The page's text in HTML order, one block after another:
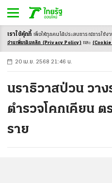
-ก ก ก+
20 เม.ย. 2568 21:46 น.
นราธิวาสป่วน วา
ตำรวจโคกเคียน ต
ราย
เราใช้คุ้กกี้ เพื่อให้ทุกคนได้ประสบการณ์การใช้ง
อ่านเพิ่มเติมคลิก (Privacy Policy) และ